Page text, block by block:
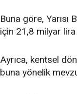
Buna göre, Yarısı
için 21,8 milyar
Ayrıca, kentsel
buna yönelik